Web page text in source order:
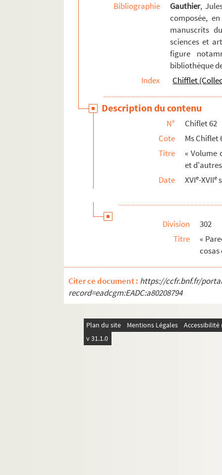
Bibliographie
Gauthier,
composée,
manuscrits
sciences et
figure
bibliothèque
Index
Chifflet
Description du contenu
N°
Chiflet 62
Cote
Ms Chiflet
Titre
« Volume
et
Date
XVIe-XVIIe
Division
302
Titre
«
cosas
Citer ce document : https://ccfr.bnf.fr/
record=eadcgm:EADC:a80208794
Plan du site Mentions Légales
v 31.1.0